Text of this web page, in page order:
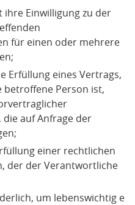
Einwilligung zu der
für einen oder mehrere
Erfüllung eines Vertrags,
betroffene Person ist,
auf Anfrage der
einer rechtlichen
der der Verantwortliche
um lebenswichtig e